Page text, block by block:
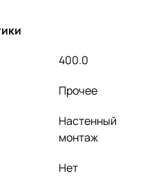
400.0
Прочее
Настенный
монтаж
Нет